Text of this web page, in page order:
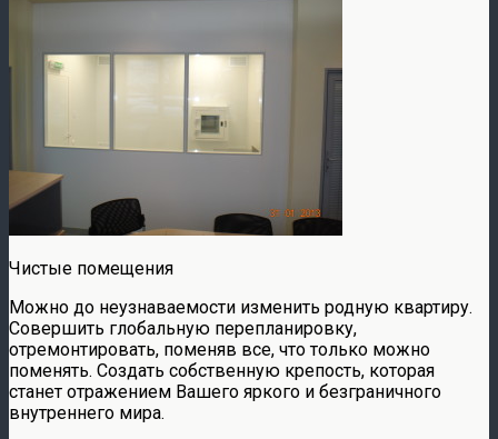
Чистые помещения
Можно до неузнаваемости изменить родную квартиру.
Совершить глобальную перепланировку,
отремонтировать, поменяв все, что только можно
поменять. Создать собственную крепость, которая
станет отражением Вашего яркого и безграничного
внутреннего мира.